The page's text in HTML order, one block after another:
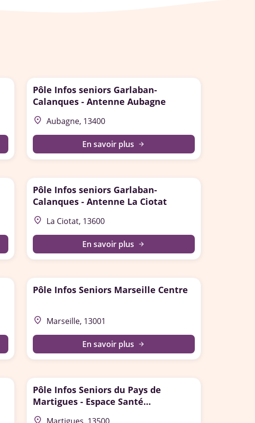
Pôle Infos seniors Garlaban-
Calanques - Antenne Aubagne
place Aubagne, 13400
En savoir plus arrow_forward
Pôle Infos seniors Garlaban-
Calanques - Antenne La Ciotat
place La Ciotat, 13600
En savoir plus arrow_forward
Pôle Infos Seniors Marseille Centre
place Marseille, 13001
En savoir plus arrow_forward
Pôle Infos Seniors du Pays de
Martigues - Espace Santé
Autonomie
place